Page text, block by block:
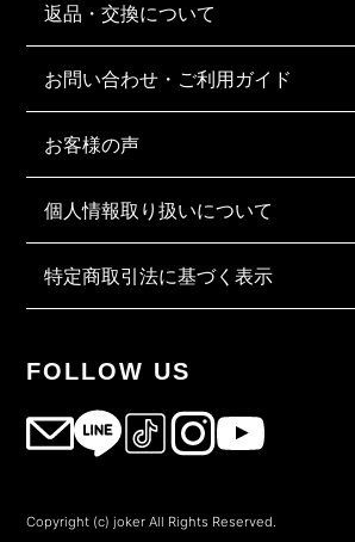
返品・交換について
お問い合わせ・ご利用ガイド
お客様の声
個人情報取り扱いについて
特定商取引法に基づく表示
FOLLOW US
Copyright (c) joker All Rights Reserved.